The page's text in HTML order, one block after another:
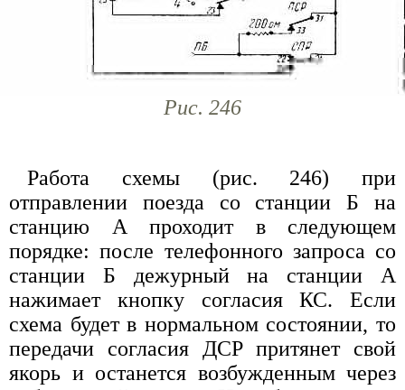
Рис. 246
Работа схемы (рис. 246) при
отправлении поезда со станции Б на
станцию А проходит в следующем
порядке: после телефонного запроса со
станции Б дежурный на станции А
нажимает кнопку согласия КС. Если
схема будет в нормальном состоянии, то
передачи согласия ДСР притянет свой
якорь и останется возбужденным через